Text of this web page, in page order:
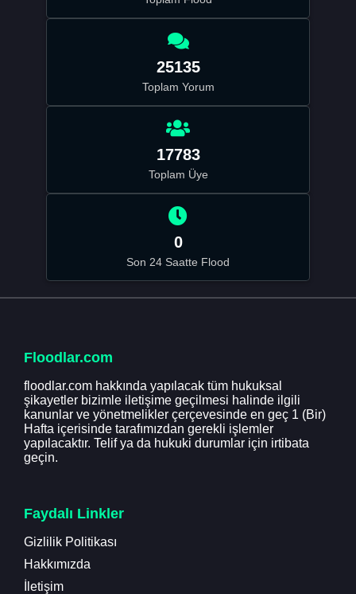
25135
Toplam Yorum
17783
Toplam Üye
0
Son 24 Saatte Flood
Floodlar.com
floodlar.com hakkında yapılacak tüm hukuksal
şikayetler bizimle iletişime geçilmesi halinde ilgili
kanunlar ve yönetmelikler çerçevesinde en geç 1 (Bir)
Hafta içerisinde tarafımızdan gerekli işlemler
yapılacaktır. Telif ya da hukuki durumlar için irtibata
geçin.
Faydalı Linkler
Gizlilik Politikası
Hakkımızda
İletişim